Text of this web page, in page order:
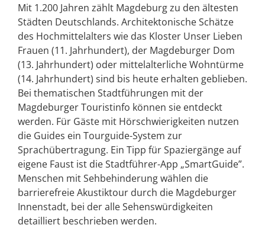
Mit 1.200 Jahren zählt Magdeburg zu den ältesten
Städten Deutschlands. Architektonische Schätze
des Hochmittelalters wie das Kloster Unser Lieben
Frauen (11. Jahrhundert), der Magdeburger Dom
(13. Jahrhundert) oder mittelalterliche Wohntürme
(14. Jahrhundert) sind bis heute erhalten geblieben.
Bei thematischen Stadtführungen mit der
Magdeburger Touristinfo können sie entdeckt
werden. Für Gäste mit Hörschwierigkeiten nutzen
die Guides ein Tourguide-System zur
Sprachübertragung. Ein Tipp für Spaziergänge auf
eigene Faust ist die Stadtführer-App „SmartGuide”.
Menschen mit Sehbehinderung wählen die
barrierefreie Akustiktour durch die Magdeburger
Innenstadt, bei der alle Sehenswürdigkeiten
detailliert beschrieben werden.